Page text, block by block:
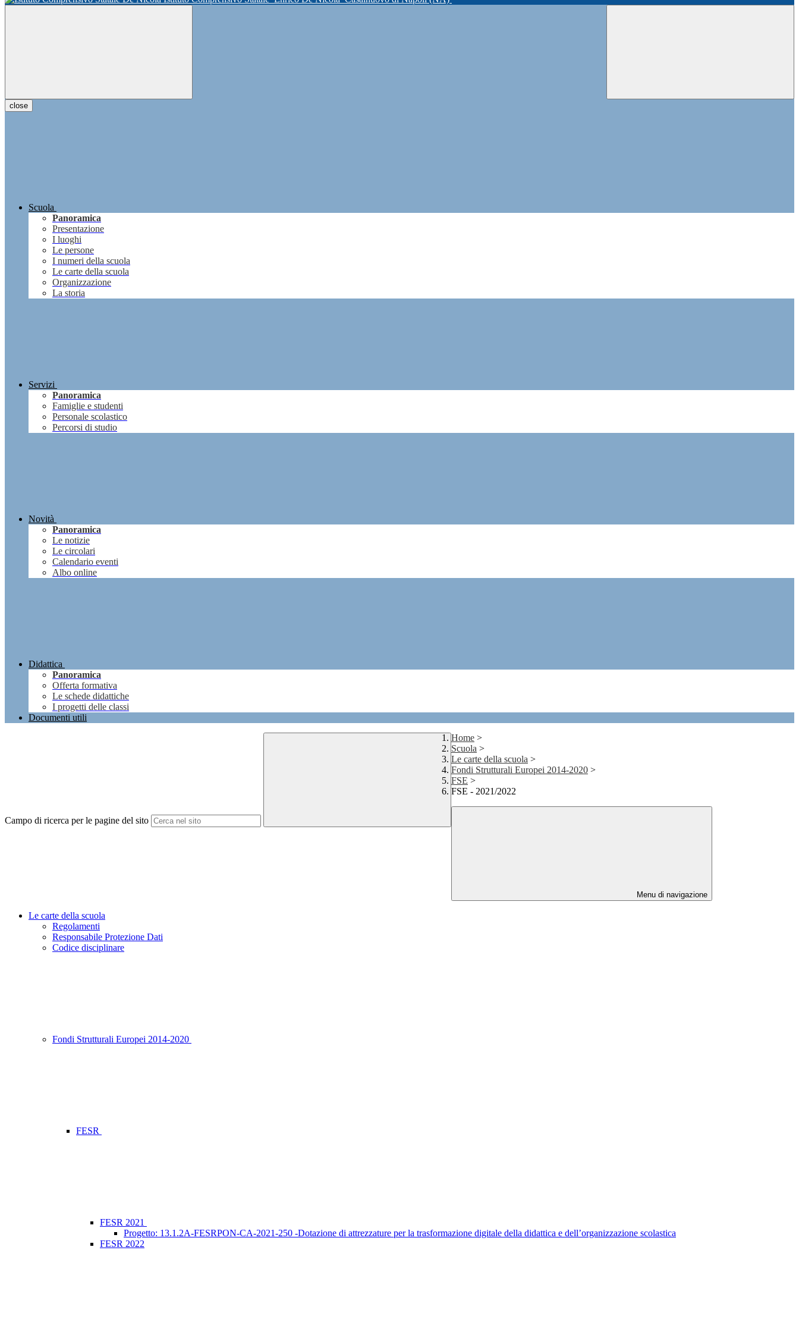
close
Scuola
Panoramica
Presentazione
I luoghi
Le persone
I numeri della scuola
Le carte della scuola
Organizzazione
La storia
Servizi
Panoramica
Famiglie e studenti
Personale scolastico
Percorsi di studio
Novità
Panoramica
Le notizie
Le circolari
Calendario eventi
Albo online
Didattica
Panoramica
Offerta formativa
Le schede didattiche
I progetti delle classi
Documenti utili
Campo di ricerca per le pagine del sito
Home >
Scuola >
Le carte della scuola >
Fondi Strutturali Europei 2014-2020 >
FSE >
FSE - 2021/2022
Menu di navigazione
Le carte della scuola
Regolamenti
Responsabile Protezione Dati
Codice disciplinare
Fondi Strutturali Europei 2014-2020
FESR
FESR 2021
Progetto: 13.1.2A-FESRPON-CA-2021-250 -Dotazione di attrezzature per la trasformazione digitale della didattica e dell’organizzazione scolastica
FESR 2022